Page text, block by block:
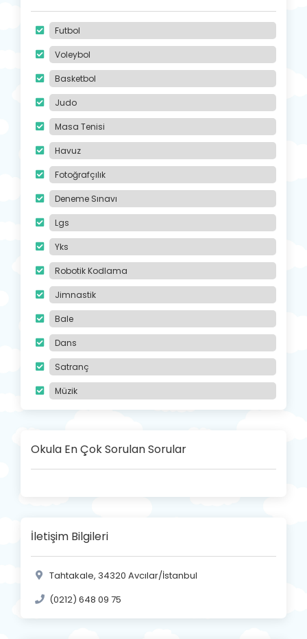
Futbol
Voleybol
Basketbol
Judo
Masa Tenisi
Havuz
Fotoğrafçılık
Deneme Sınavı
Lgs
Yks
Robotik Kodlama
Jimnastik
Bale
Dans
Satranç
Müzik
Okula En Çok Sorulan Sorular
İletişim Bilgileri
Tahtakale, 34320 Avcılar/İstanbul
(0212) 648 09 75